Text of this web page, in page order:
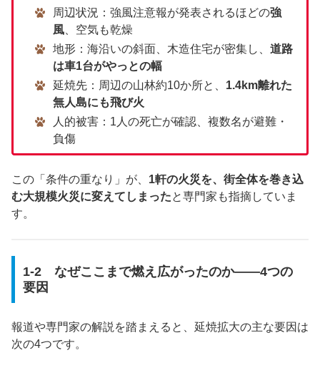
周辺状況：強風注意報が発表されるほどの強
風、空気も乾燥
地形：海沿いの斜面、木造住宅が密集し、 道路
は車1台がやっとの幅
延焼先：周辺の山林約10か所と、 1.4km離れた
無人島にも飛び火
人的被害：1人の死亡が確認、複数名が避難・
負傷
この「条件の重なり」が、 1軒の火災を、街全体を巻き込
む大規模火災に変えてしまったと専門家も指摘していま
す。
1-2 なぜここまで燃え広がったのか――4つの
要因
報道や専門家の解説を踏まえると、延焼拡大の主な要因は
次の4つです。